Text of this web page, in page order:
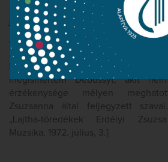
„harctéri” levele menyasszonyához,
január 27.]
A francia zene már egészen korán
„A kilencszázas évek elején
Debussy-stílusban.
megismertem Debussyt, akit
érzékenysége mélyen
Zsuzsanna által feljegyzett
„Lajtha-töredékek Erdélyi
Muzsika, 1972. július, 3.]